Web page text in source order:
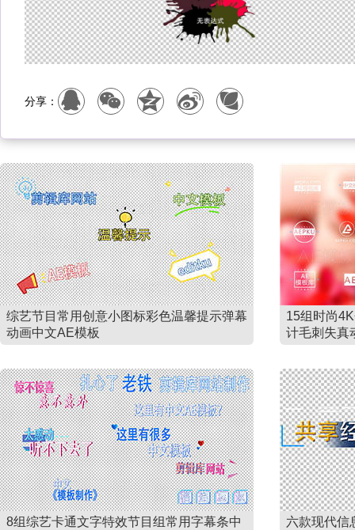
分享：
综艺节目常用创意小图标彩色温馨提示弹幕
动画中文AE模板
15组时尚
计毛刺失真
8组综艺卡通文字特效节目组常用字幕条中
六款现代信